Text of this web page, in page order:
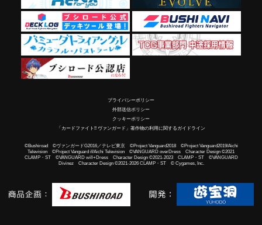
プライバシーポリシー
外部送信ポリシー
クッキーポリシー
「カードファイト!! ヴァンガード」著作物の利用に関するガイドライン
©Bushiroad ©ヴァンガードG2016／テレビ東京 ©Project Vanguard2018 ©Project Vanguard2019/Aichi
Television ©Project Vanguard if/Aichi Television ©VANGUARD overDress Character Design ©2021
CLAMP・ST ©VANGUARD will+Dress Character Design ©2021-2023 CLAMP・ST ©VANGUARD
Divinez Character Design ©2021-2026 CLAMP・ST © Cygames, Inc.